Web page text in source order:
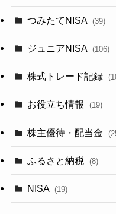
つみたてNISA (39)
ジュニアNISA (106)
株式トレード記録
お役立ち情報 (19)
株主優待・配当金
ふるさと納税 (8)
NISA (19)